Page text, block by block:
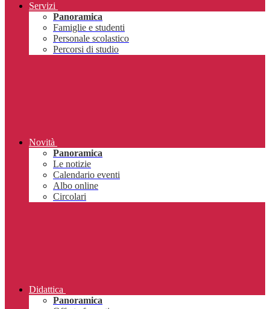
Servizi
Panoramica
Famiglie e studenti
Personale scolastico
Percorsi di studio
Novità
Panoramica
Le notizie
Calendario eventi
Albo online
Circolari
Didattica
Panoramica